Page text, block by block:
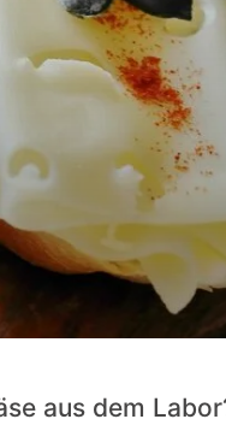
aus dem